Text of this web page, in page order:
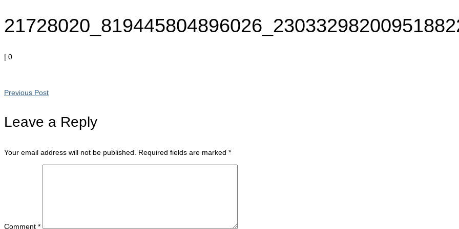
| 0
Previous Post
Leave a Reply
Your email address will not be published. Required fields are marked *
Comment *